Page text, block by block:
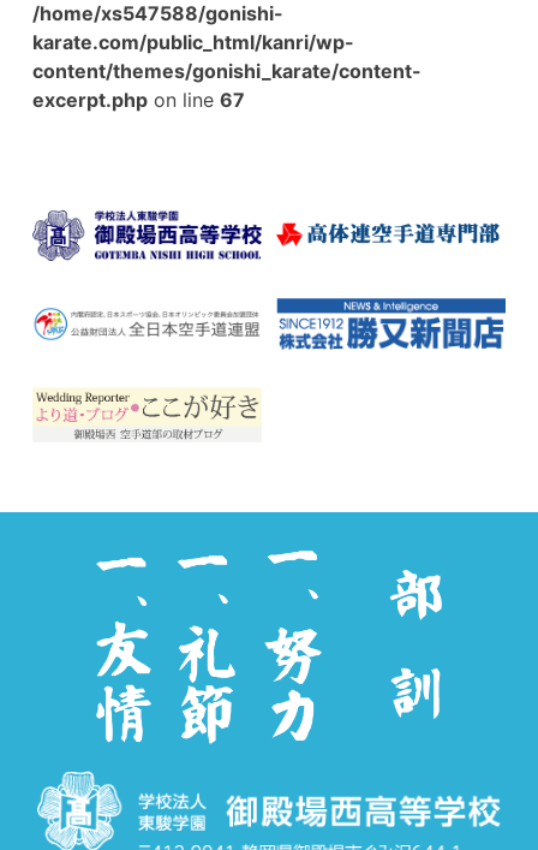
/home/xs547588/gonishi-
karate.com/public_html/kanri/wp-
content/themes/gonishi_karate/content-
excerpt.phpon line 67